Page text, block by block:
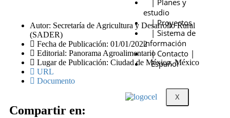
| Planes y
estudio
| Proyectos
| Sistema de
información
| Contacto |
Español
X
Autor: Secretaría de Agricultura y Desarrollo Rural
(SADER)
Fecha de Publicación: 01/01/2022
Editorial: Panorama Agroalimentario
Lugar de Publicación: Ciudad de México, México
URL
Documento
Compartir en: